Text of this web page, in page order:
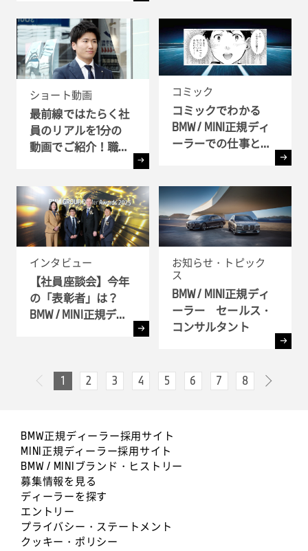
ショート動画
最前線ではたらく社
員のリアルを1分の
動画でご紹介！職種
コミック
コミックでわかる
BMW / MINI正規ディ
ーラーでの仕事とキ
インタビュー
【社員座談会】今年
の「表彰者」は？
BMW / MINI正規ディ
お知らせ・トピック
ス
BMW / MINI正規ディ
ーラー セールス・
コンサルタント
1 2 3 4 5 6 7 8
BMW正規ディーラー採用サイト
MINI正規ディーラー採用サイト
BMW / MINIブランド・ヒストリー
募集情報を見る
ディーラーを探す
エントリー
プライバシー・ステートメント
クッキー・ポリシー